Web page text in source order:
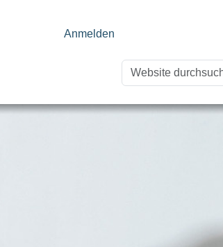
Anmelden
Website
durchsuchen
Erweiterte
Suche…